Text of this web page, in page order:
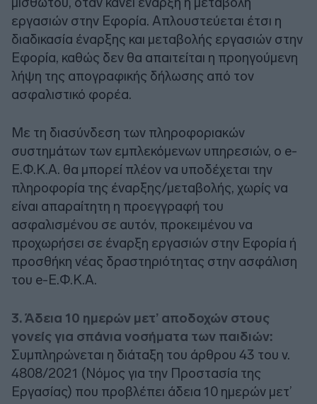
εργασιών στην Εφορία. Απλουστεύεται έτσι η
διαδικασία έναρξης και μεταβολής εργασιών στην
Εφορία, καθώς δεν θα απαιτείται η προηγούμενη
λήψη της απογραφικής δήλωσης από τον
ασφαλιστικό φορέα.
Με τη διασύνδεση των πληροφοριακών
συστημάτων των εμπλεκόμενων υπηρεσιών, ο e-
Ε.Φ.Κ.Α. θα μπορεί πλέον να υποδέχεται την
πληροφορία της έναρξης/μεταβολής, χωρίς να
είναι απαραίτητη η προεγγραφή του
ασφαλισμένου σε αυτόν, προκειμένου να
προχωρήσει σε έναρξη εργασιών στην Εφορία ή
προσθήκη νέας δραστηριότητας στην ασφάλιση
του e-Ε.Φ.Κ.Α.
3. Άδεια 10 ημερών μετ’ αποδοχών στους
γονείς για σπάνια νοσήματα των παιδιών:
Συμπληρώνεται η διάταξη του άρθρου 43 του ν.
4808/2021 (Νόμος για την Προστασία της
Εργασίας) που προβλέπει άδεια 10 ημερών μετ’